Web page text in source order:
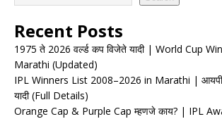
Recent Posts
1975 ते 2026 वर्ल्ड कप विजेते यादी | World Cup
Marathi (Updated)
IPL Winners List 2008–2026 in Marathi |
यादी (Full Details)
Orange Cap & Purple Cap म्हणजे काय? | IPL